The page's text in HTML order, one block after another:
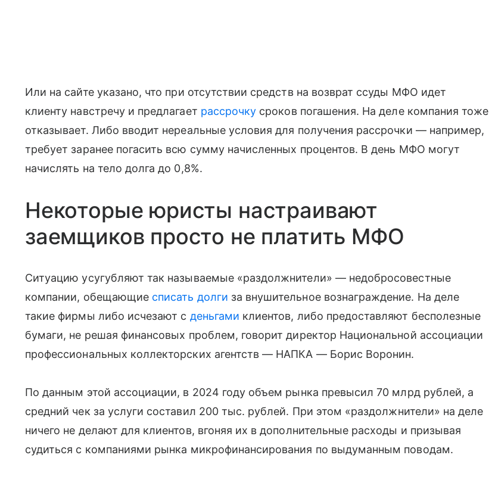
Или на сайте указано, что при отсутствии средств на возврат ссуды МФО идет
клиенту навстречу и предлагает рассрочку сроков погашения. На деле компания тоже
отказывает. Либо вводит нереальные условия для получения рассрочки — например,
требует заранее погасить всю сумму начисленных процентов. В день МФО могут
начислять на тело долга до 0,8%.
Некоторые юристы настраивают
заемщиков просто не платить МФО
Ситуацию усугубляют так называемые «раздолжнители» — недобросовестные
компании, обещающие списать долги за внушительное вознаграждение. На деле
такие фирмы либо исчезают с деньгами клиентов, либо предоставляют бесполезные
бумаги, не решая финансовых проблем, говорит директор Национальной ассоциации
профессиональных коллекторских агентств — НАПКА — Борис Воронин.
По данным этой ассоциации, в 2024 году объем рынка превысил 70 млрд рублей, а
средний чек за услуги составил 200 тыс. рублей. При этом «раздолжнители» на деле
ничего не делают для клиентов, вгоняя их в дополнительные расходы и призывая
судиться с компаниями рынка микрофинансирования по выдуманным поводам.